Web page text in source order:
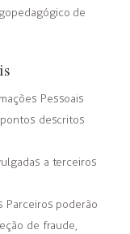
de
Pessoais
descritos
a terceiros
Parceiros poderão
de fraude,